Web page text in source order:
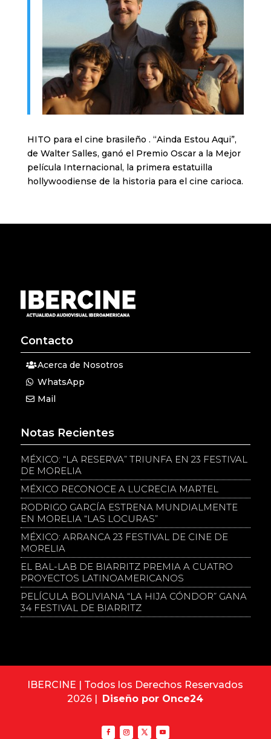
HITO para el cine brasileño . “Ainda Estou Aqui”,
de Walter Salles, ganó el Premio Oscar a la Mejor
película Internacional, la primera estatuilla
hollywoodiense de la historia para el cine carioca.
Contacto
Acerca de Nosotros
WhatsApp
Mail
Notas Recientes
MÉXICO: “LA RESERVA” TRIUNFA EN 23 FESTIVAL
DE MORELIA
MÉXICO RECONOCE A LUCRECIA MARTEL
RODRIGO GARCÍA ESTRENA MUNDIALMENTE
EN MORELIA “LAS LOCURAS”
MÉXICO: ARRANCA 23 FESTIVAL DE CINE DE
MORELIA
EL BAL-LAB DE BIARRITZ PREMIA A CUATRO
PROYECTOS LATINOAMERICANOS
PELÍCULA BOLIVIANA “LA HIJA CÓNDOR” GANA
34 FESTIVAL DE BIARRITZ
IBERCINE | Todos los Derechos Reservados
2026 | Diseño por Once24